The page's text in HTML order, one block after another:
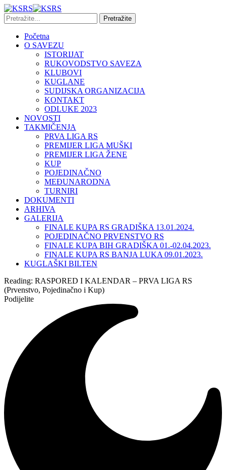
Početna
O SAVEZU
ISTORIJAT
RUKOVODSTVO SAVEZA
KLUBOVI
KUGLANE
SUDIJSKA ORGANIZACIJA
KONTAKT
ODLUKE 2023
NOVOSTI
TAKMIČENJA
PRVA LIGA RS
PREMIJER LIGA MUŠKI
PREMIJER LIGA ŽENE
KUP
POJEDINAČNO
MEĐUNARODNA
TURNIRI
DOKUMENTI
ARHIVA
GALERIJA
FINALE KUPA RS GRADIŠKA 13.01.2024.
POJEDINAČNO PRVENSTVO RS
FINALE KUPA BIH GRADIŠKA 01.-02.04.2023.
FINALE KUPA RS BANJA LUKA 09.01.2023.
KUGLAŠKI BILTEN
Reading: RASPORED I KALENDAR – PRVA LIGA RS
(Prvenstvo, Pojedinačno i Kup)
Podijelite